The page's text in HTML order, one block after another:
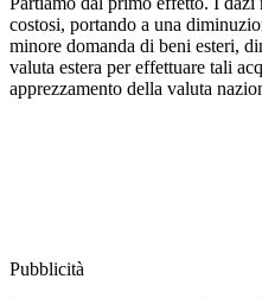
costosi, portando a una
minore domanda di beni esteri,
valuta estera per effettuare tali
apprezzamento della valuta
Pubblicità